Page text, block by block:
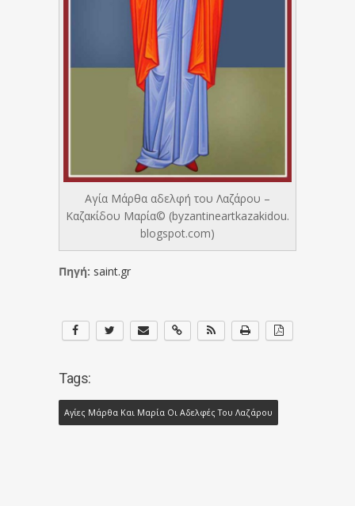
Αγία Μάρθα αδελφή του Λαζάρου –
Καζακίδου Μαρία© (byzantineartkazakidou.
blogspot.com)
Πηγή: saint.gr
Tags:
Αγίες Μάρθα Και Μαρία Οι Αδελφές Του Λαζάρου